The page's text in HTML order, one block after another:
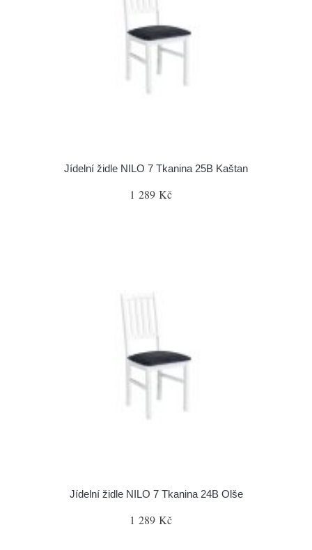
Jídelní židle NILO 7 Tkanina 25B Kaštan
1 289 Kč
Jídelní židle NILO 7 Tkanina 24B Olše
1 289 Kč